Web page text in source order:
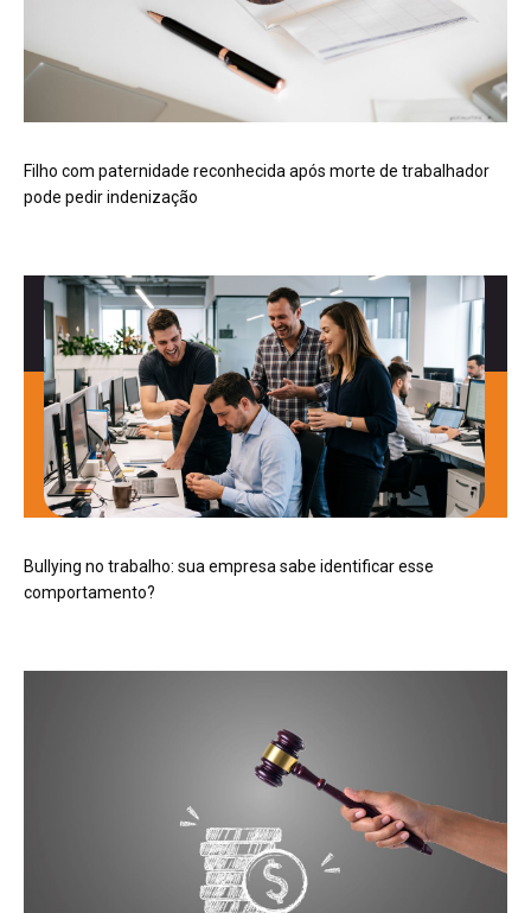
Filho com paternidade reconhecida após morte de trabalhador
pode pedir indenização
Bullying no trabalho: sua empresa sabe identificar esse
comportamento?